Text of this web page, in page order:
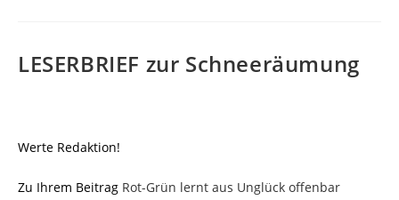
LESERBRIEF zur Schneeräumung
Werte Redaktion!
Zu Ihrem Beitrag Rot-Grün lernt aus Unglück offenbar